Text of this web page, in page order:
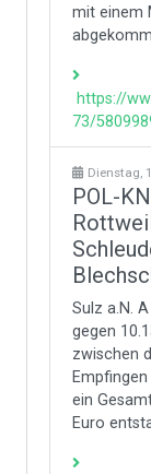
mit einem
https://
73/
Dienstag,
POL-
Sulz a.N.
gegen
zwischen
ein
Euro